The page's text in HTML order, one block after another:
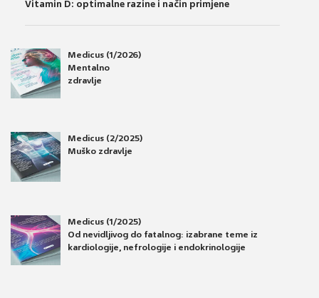
Vitamin D: optimalne razine i način primjene
Medicus (1/2026)
Mentalno
zdravlje
Medicus (2/2025)
Muško zdravlje
Medicus (1/2025)
Od nevidljivog do fatalnog: izabrane teme iz
kardiologije, nefrologije i endokrinologije